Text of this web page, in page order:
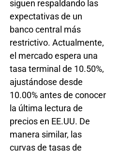
siguen respaldando las
expectativas de un
banco central más
restrictivo. Actualmente,
el mercado espera una
tasa terminal de 10.50%,
ajustándose desde
10.00% antes de conocer
la última lectura de
precios en EE.UU. De
manera similar, las
curvas de tasas de